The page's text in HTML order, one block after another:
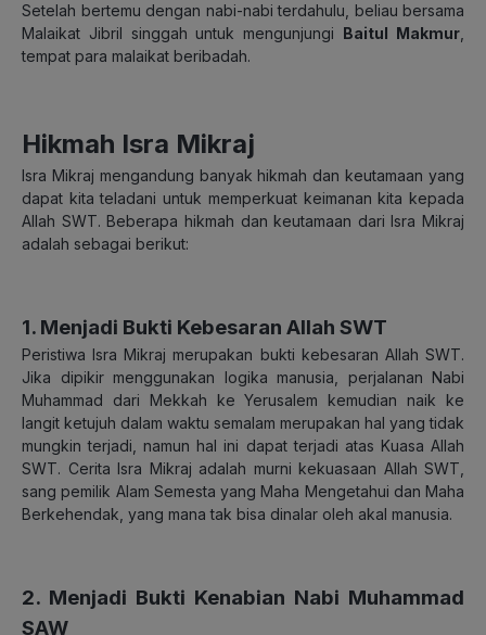
Setelah bertemu dengan nabi-nabi terdahulu, beliau bersama
Malaikat Jibril singgah untuk mengunjungi
Baitul Makmur,
tempat para malaikat beribadah.
Hikmah Isra Mikraj
Isra Mikraj mengandung banyak hikmah dan keutamaan yang
dapat kita teladani untuk memperkuat keimanan kita kepada
Allah SWT. Beberapa hikmah dan keutamaan dari Isra Mikraj
adalah sebagai berikut:
1. Menjadi Bukti Kebesaran Allah SWT
Peristiwa Isra Mikraj merupakan bukti kebesaran Allah SWT.
Jika dipikir menggunakan logika manusia, perjalanan Nabi
Muhammad dari Mekkah ke Yerusalem kemudian naik ke
langit ketujuh dalam waktu semalam merupakan hal yang tidak
mungkin terjadi, namun hal ini dapat terjadi atas Kuasa Allah
SWT. Cerita Isra Mikraj adalah murni kekuasaan Allah SWT,
sang pemilik Alam Semesta yang Maha Mengetahui dan Maha
Berkehendak, yang mana tak bisa dinalar oleh akal manusia.
2. Menjadi Bukti Kenabian Nabi Muhammad
SAW